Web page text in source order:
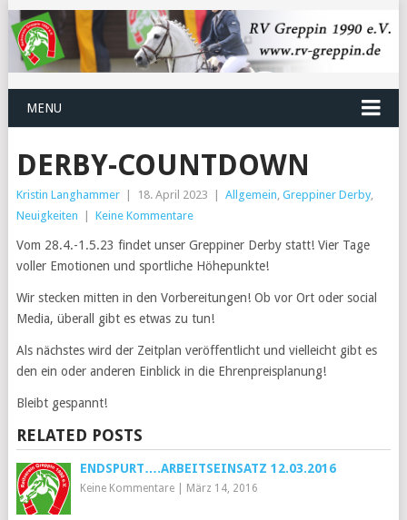
MENU
DERBY-COUNTDOWN
Kristin Langhammer | 18. April 2023 | Allgemein Greppiner Derby,
Neuigkeiten
| Keine Kommentare
Vom 28.4.-1.5.23 findet unser Greppiner Derby statt! Vier Tage
voller Emotionen und sportliche Höhepunkte!
Wir stecken mitten in den Vorbereitungen! Ob vor Ort oder social
Media, überall gibt es etwas zu tun!
Als nächstes wird der Zeitplan veröffentlicht und vielleicht gibt es
den ein oder anderen Einblick in die Ehrenpreisplanung!
Bleibt gespannt!
RELATED POSTS
ENDSPURT….ARBEITSEINSATZ 12.03.2016
Keine Kommentare| März 14, 2016